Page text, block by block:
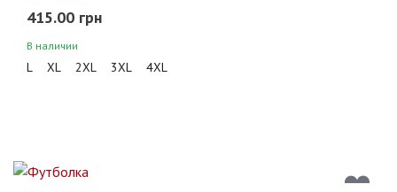
415.00 грн
В наличии
L XL 2XL 3XL 4XL